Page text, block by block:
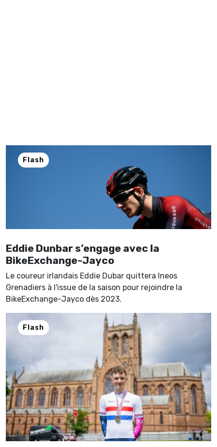
Flash
Eddie Dunbar s’engage avec la
BikeExchange-Jayco
Le coureur irlandais Eddie Dubar quittera Ineos
Grenadiers à l'issue de la saison pour rejoindre la
BikeExchange-Jayco dès 2023.
Flash